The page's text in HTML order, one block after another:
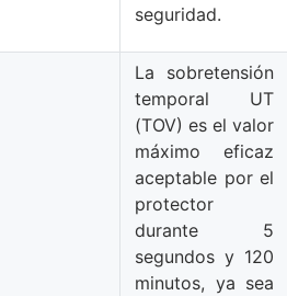
seguridad.
La sobretensión
temporal UT
(TOV) es el valor
máximo eficaz
aceptable por el
protector
durante 5
segundos y 120
minutos, ya sea